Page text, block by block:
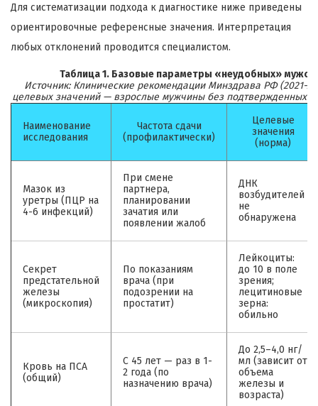
Для систематизации подхода к диагностике ниже приведены
ориентировочные референсные значения. Интерпретация
любых отклонений проводится специалистом.
Таблица 1. Базовые параметры «неудобных»
Источник: Клинические рекомендации Минздрава РФ (2021-
целевых значений — взрослые мужчины без подтвержденных
Наименование
исследования
Частота сдачи
(профилактически)
Целевые
значения
(норма)
Мазок из
уретры (ПЦР на
4-6 инфекций)
При смене
партнера,
планировании
зачатия или
появлении жалоб
ДНК
возбудителей
не
обнаружена
Секрет
предстательной
железы
(микроскопия)
По показаниям
врача (при
подозрении на
простатит)
Лейкоциты:
до 10 в поле
зрения;
лецитиновые
зерна:
обильно
Кровь на ПСА
(общий)
С 45 лет — раз в 1-
2 года (по
назначению врача)
До 2,5–4,0 нг/
мл (зависит от
объема
железы и
возраста)